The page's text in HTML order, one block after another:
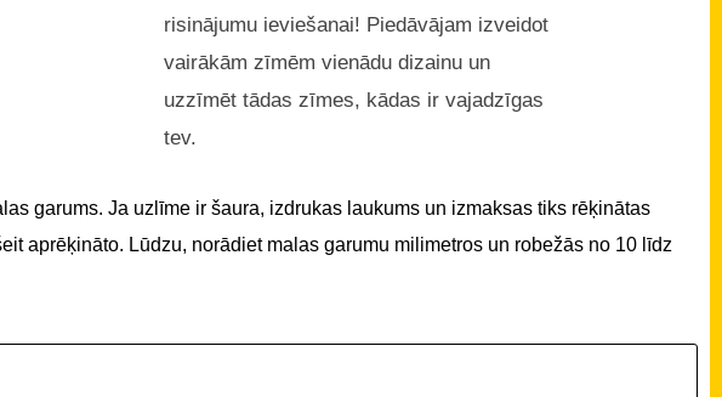
risinājumu ieviešanai! Piedāvājam izveidot
vairākām zīmēm vienādu dizainu un
uzzīmēt tādas zīmes, kādas ir vajadzīgas
tev.
garums. Ja uzlīme ir šaura, izdrukas laukums un izmaksas tiks rēķinātas
aprēķināto. Lūdzu, norādiet malas garumu milimetros un robežās no 10 līdz